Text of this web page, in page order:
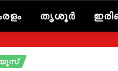
തൃശൂർ